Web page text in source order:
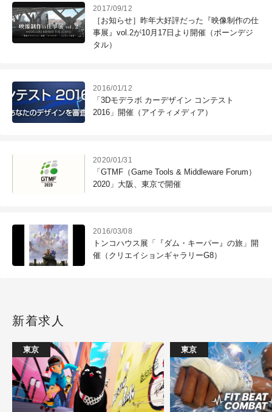
2017/09/12
［お知らせ］昨年大好評だった『映像制作の仕
事展』vol.2が10月17日より開催（ボーンデジ
タル）
2016/01/12
「3Dモデラボ カーデザイン コンテスト
2016」開催（アイティメディア）
2020/01/31
「GTMF（Game Tools & Middleware Forum）
2020」大阪、東京で開催
2016/03/08
トンコハウス展「『ダム・キーパー』の旅」開
催（クリエイションギャラリーG8）
新着求人
東京 東京